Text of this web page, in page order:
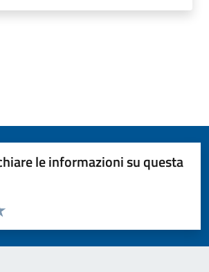
le informazioni su questa
pagina
5 stelle su 5
4 stelle su 5
su 5
su 5